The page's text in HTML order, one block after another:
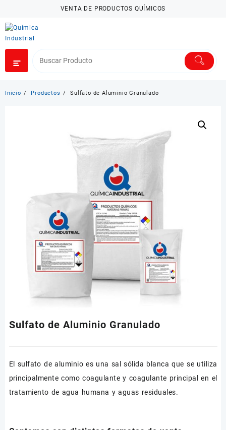
contenido
VENTA DE PRODUCTOS QUÍMICOS
Inicio Productos Sulfato de Aluminio Granulado
Sulfato de Aluminio Granulado
El sulfato de aluminio es una sal sólida blanca que se utiliza
principalmente como coagulante y coagulante principal en el
tratamiento de agua humana y aguas residuales.